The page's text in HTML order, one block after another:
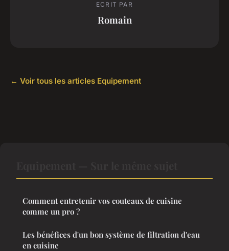
ECRIT PAR
Romain
← Voir tous les articles Equipement
Comment entretenir vos couteaux de cuisine
comme un pro ?
Les bénéfices d'un bon système de filtration d'eau
en cuisine